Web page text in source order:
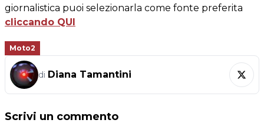
giornalistica puoi selezionarla come fonte preferita
cliccando QUI
Moto2
di Diana Tamantini
Scrivi un commento